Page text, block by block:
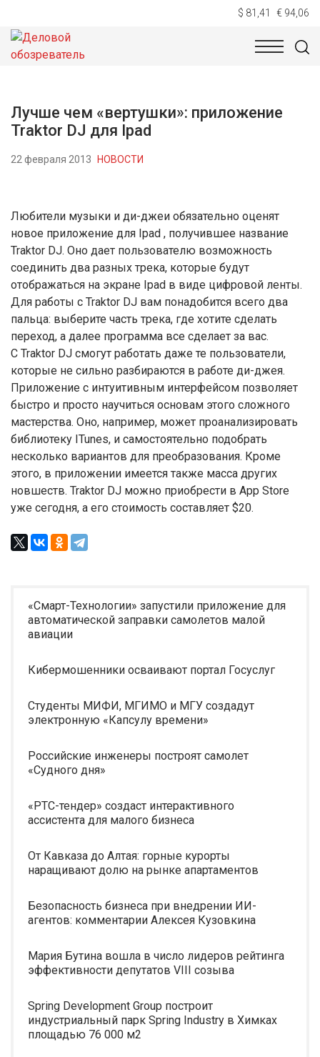
$ 81,41 € 94,06
НОВОСТИ
Лучше чем «вертушки»: приложение
Traktor DJ для Ipad
22 февраля 2013 НОВОСТИ
Любители музыки и ди-джеи обязательно оценят
новое приложение для Ipad , получившее название
Traktor DJ. Оно дает пользователю возможность
соединить два разных трека, которые будут
отображаться на экране Ipad в виде цифровой ленты.
Для работы с Traktor DJ вам понадобится всего два
пальца: выберите часть трека, где хотите сделать
переход, а далее программа все сделает за вас.
С Traktor DJ смогут работать даже те пользователи,
которые не сильно разбираются в работе ди-джея.
Приложение с интуитивным интерфейсом позволяет
быстро и просто научиться основам этого сложного
мастерства. Оно, например, может проанализировать
библиотеку ITunes, и самостоятельно подобрать
несколько вариантов для преобразования. Кроме
этого, в приложении имеется также масса других
новшеств. Traktor DJ можно приобрести в App Store
уже сегодня, а его стоимость составляет $20.
«Смарт-Технологии» запустили приложение для
автоматической заправки самолетов малой
авиации
Кибермошенники осваивают портал Госуслуг
Студенты МИФИ, МГИМО и МГУ создадут
электронную «Капсулу времени»
Российские инженеры построят самолет
«Судного дня»
«РТС-тендер» создаст интерактивного
ассистента для малого бизнеса
От Кавказа до Алтая: горные курорты
наращивают долю на рынке апартаментов
Безопасность бизнеса при внедрении ИИ-
агентов: комментарии Алексея Кузовкина
Мария Бутина вошла в число лидеров рейтинга
эффективности депутатов VIII созыва
Spring Development Group построит
индустриальный парк Spring Industry в Химках
площадью 76 000 м2